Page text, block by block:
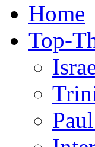
Home
Top-